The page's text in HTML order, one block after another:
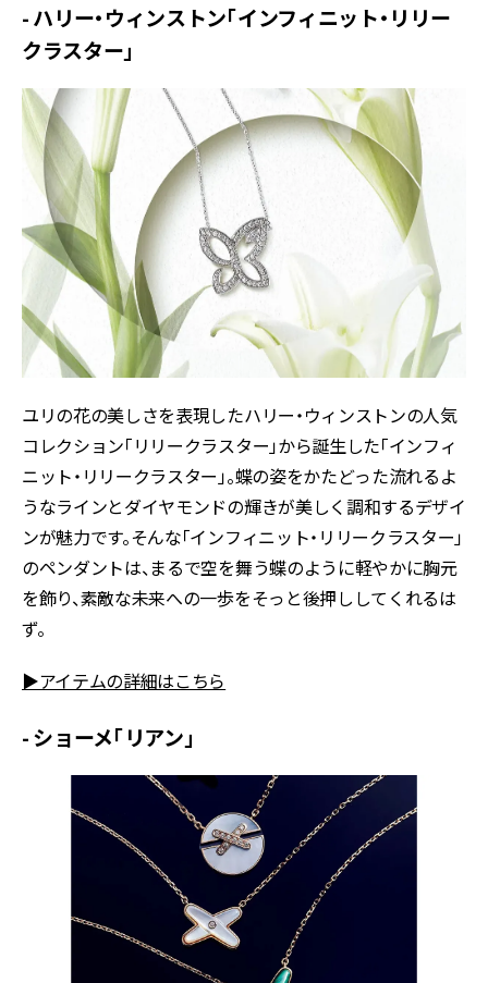
- ハリー・ウィンストン「インフィニット・リリー
クラスター」
ユリの花の美しさを表現したハリー・ウィンストンの人気
コレクション「リリークラスター」から誕生した「インフィ
ニット・リリークラスター」。蝶の姿をかたどった流れるよ
うなラインとダイヤモンドの輝きが美しく調和するデザイ
ンが魅力です。そんな「インフィニット・リリークラスター」
のペンダントは、まるで空を舞う蝶のように軽やかに胸元
を飾り、素敵な未来への一歩をそっと後押ししてくれるは
ず。
▶アイテムの詳細はこちら
- ショーメ「リアン」